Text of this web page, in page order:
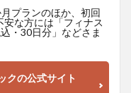
プランのほか、初回
な方には「フィナス
・30日分」などさま
クの公式サイト